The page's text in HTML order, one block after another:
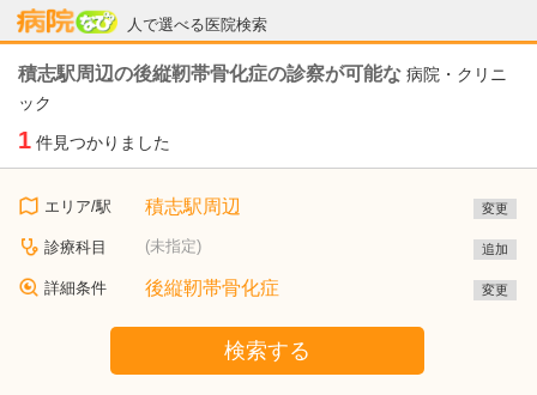
人で選べる医院検索
病院なび
積志駅周辺の後縦靭帯骨化症の診察が可能な 病院・クリニ
ック
1 件見つかりました
エリア/駅 積志駅周辺 変更
診療科目 (未指定) 追加
詳細条件 後縦靭帯骨化症 変更
検索する